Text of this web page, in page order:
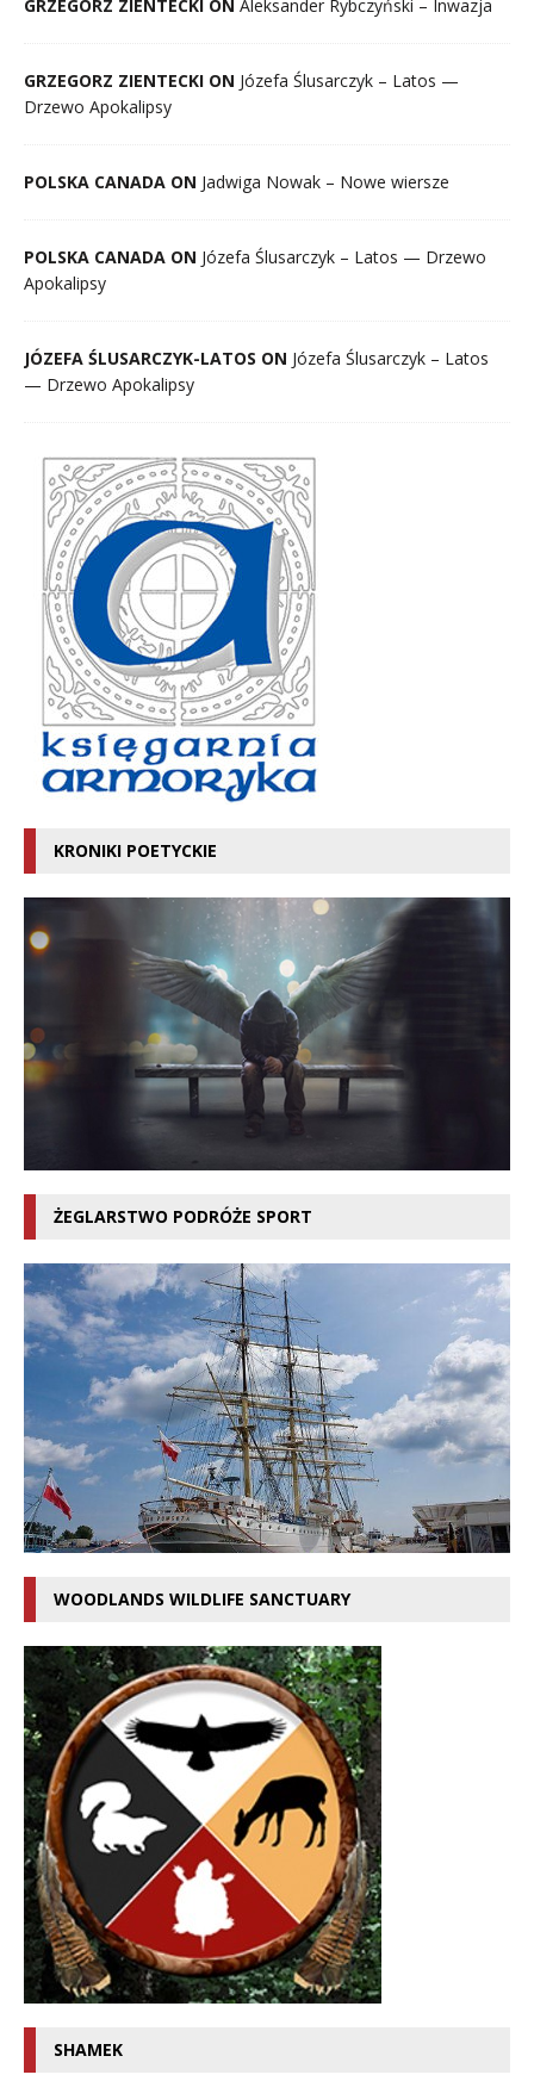
GRZEGORZ ZIENTECKI ON Aleksander Rybczyński – Inwazja
GRZEGORZ ZIENTECKI ON Józefa Ślusarczyk – Latos —
Drzewo Apokalipsy
POLSKA CANADA ON Jadwiga Nowak – Nowe wiersze
POLSKA CANADA ON Józefa Ślusarczyk – Latos — Drzewo
Apokalipsy
JÓZEFA ŚLUSARCZYK-LATOS ON Józefa Ślusarczyk – Latos
— Drzewo Apokalipsy
KRONIKI POETYCKIE
ŻEGLARSTWO PODRÓŻE SPORT
WOODLANDS WILDLIFE SANCTUARY
SHAMEK